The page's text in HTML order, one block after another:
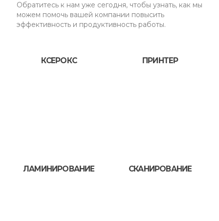
Обратитесь к нам уже сегодня, чтобы узнать, как мы
можем помочь вашей компании повысить
эффективность и продуктивность работы.
КСЕРОКС ПРИНТЕР
ЛАМИНИРОВАНИЕ СКАНИРОВАНИЕ